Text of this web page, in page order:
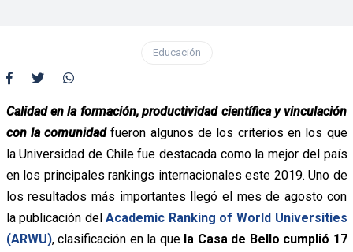
Educación
Calidad en la formación, productividad científica y vinculación
con la comunidadfueron algunos de los criterios en los que
la Universidad de Chile fue destacada como la mejor del país
en los principales rankings internacionales este 2019. Uno de
los resultados más importantes llegó el mes de agosto con
la publicación delAcademic Ranking of World Universities
(ARWU), clasificación en la que la Casa de Bello cumplió 17